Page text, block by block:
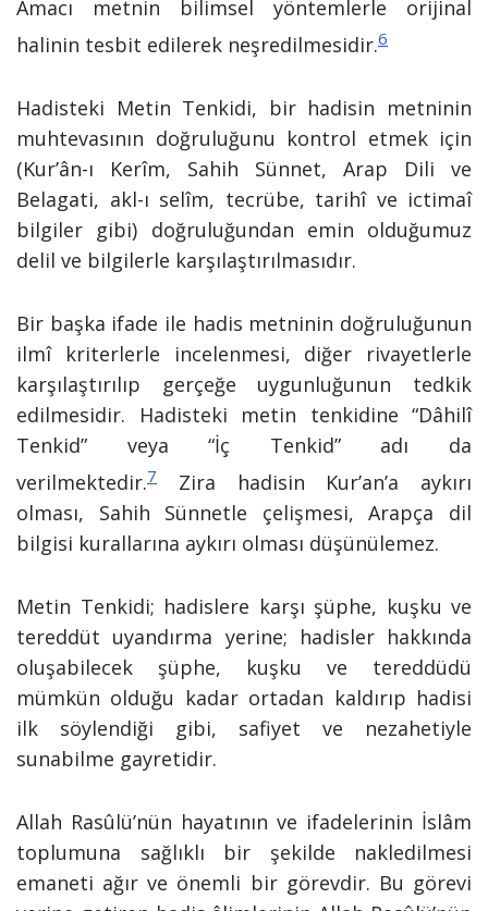
Amacı metnin bilimsel yöntemlerle orijinal
halinin tesbit edilerek neşredilmesidir.6
Hadisteki Metin Tenkidi, bir hadisin metninin
muhtevasının doğruluğunu kontrol etmek için
(Kur’ân-ı Kerîm, Sahih Sünnet, Arap Dili ve
Belagati, akl-ı selîm, tecrübe, tarihî ve ictimaî
bilgiler gibi) doğruluğundan emin olduğumuz
delil ve bilgilerle karşılaştırılmasıdır.
Bir başka ifade ile hadis metninin doğruluğunun
ilmî kriterlerle incelenmesi, diğer rivayetlerle
karşılaştırılıp gerçeğe uygunluğunun tedkik
edilmesidir. Hadisteki metin tenkidine “Dâhilî
Tenkid” veya “İç Tenkid” adı da
verilmektedir.7
Zira hadisin Kur’an’a aykırı
olması, Sahih Sünnetle çelişmesi, Arapça dil
bilgisi kurallarına aykırı olması düşünülemez.
Metin Tenkidi; hadislere karşı şüphe, kuşku ve
tereddüt uyandırma yerine; hadisler hakkında
oluşabilecek şüphe, kuşku ve tereddüdü
mümkün olduğu kadar ortadan kaldırıp hadisi
ilk söylendiği gibi, safiyet ve nezahetiyle
sunabilme gayretidir.
Allah Rasûlü’nün hayatının ve ifadelerinin İslâm
toplumuna sağlıklı bir şekilde nakledilmesi
emaneti ağır ve önemli bir görevdir. Bu görevi